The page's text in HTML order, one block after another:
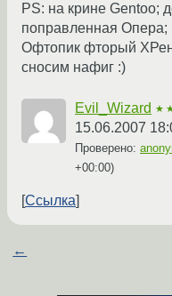
PS: на крине Gentoo;
поправленная
Офтопик фторый
сносим нафиг :)
Evil_Wizard
15.06.2007
Проверено:
+00:00)
Ссылка
←